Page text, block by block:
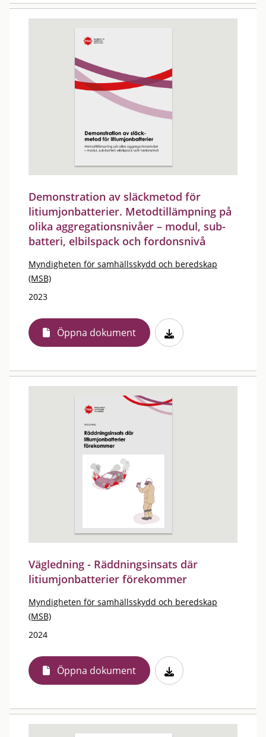
Demonstration av släckmetod för
litiumjonbatterier. Metodtillämpning på
olika aggregationsnivåer – modul, sub-
batteri, elbilspack och fordonsnivå
Myndigheten för samhällsskydd och beredskap
(MSB)
2023
Öppna dokument
Vägledning - Räddningsinsats där
litiumjonbatterier förekommer
Myndigheten för samhällsskydd och beredskap
(MSB)
2024
Öppna dokument